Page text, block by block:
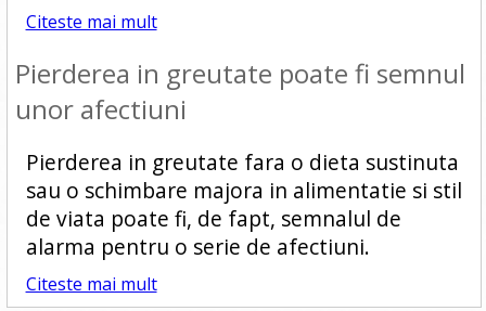
Citeste mai mult
Pierderea in greutate poate fi semnul
unor afectiuni
Pierderea in greutate fara o dieta sustinuta
sau o schimbare majora in alimentatie si stil
de viata poate fi, de fapt, semnalul de
alarma pentru o serie de afectiuni.
Citeste mai mult